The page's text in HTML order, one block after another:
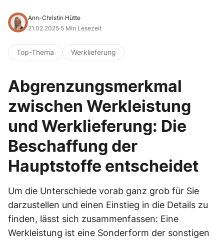
Ann-Christin Hütte
21.02.2025·5 Min Lesezeit
Top-Thema Werklieferung
Abgrenzungsmerkmal
zwischen Werkleistung
und Werklieferung: Die
Beschaffung der
Hauptstoffe entscheidet
Um die Unterschiede vorab ganz grob für Sie
darzustellen und einen Einstieg in die Details zu
finden, lässt sich zusammenfassen: Eine
Werkleistung ist eine Sonderform der sonstigen